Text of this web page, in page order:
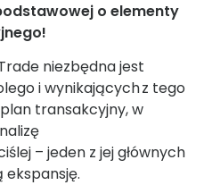
o elementy
niezbędna jest
i wynikających z tego
transakcyjny, w
– jeden z jej głównych